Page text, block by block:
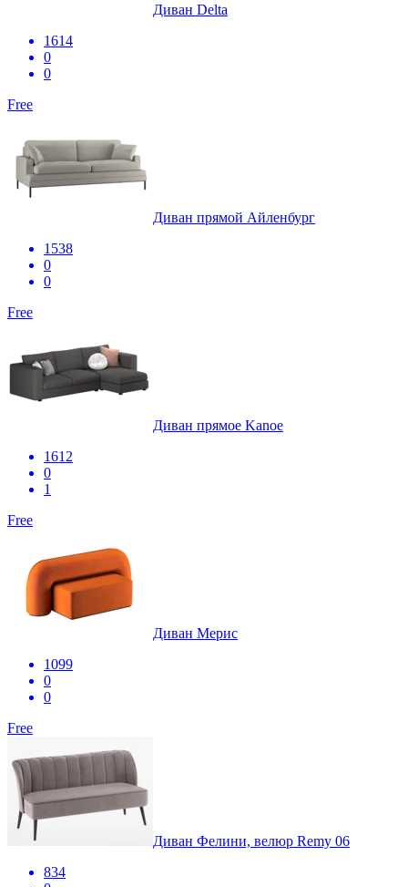
Диван Delta
1614
0
0
Free
Диван прямой Айленбург
1538
0
0
Free
Диван прямое Kanoe
1612
0
1
Free
Диван Мерис
1099
0
0
Free
Диван Фелини, велюр Remy 06
834